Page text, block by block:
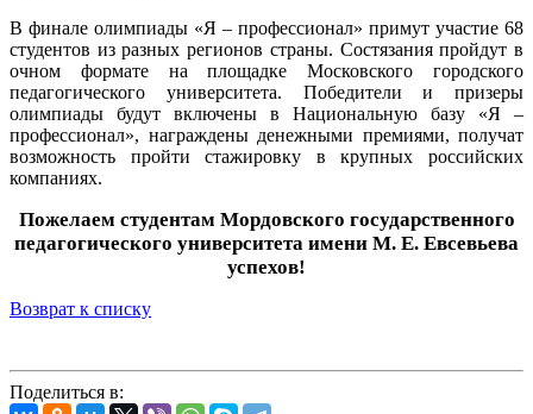
В финале олимпиады «Я – профессионал» примут участие 68
студентов из разных регионов страны. Состязания пройдут в
очном формате на площадке Московского городского
педагогического университета. Победители и призеры
олимпиады будут включены в Национальную базу «Я –
профессионал», награждены денежными премиями, получат
возможность пройти стажировку в крупных российских
компаниях.
Пожелаем студентам Мордовского государственного
педагогического университета имени М. Е. Евсевьева
успехов!
Возврат к списку
Поделиться в: